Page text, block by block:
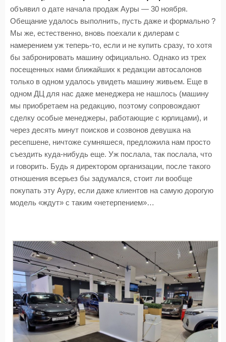
объявил о дате начала продаж Ауры — 30 ноября.
Обещание удалось выполнить, пусть даже и формально ?
Мы же, естественно, вновь поехали к дилерам с
намерением уж теперь-то, если и не купить сразу, то хотя
бы забронировать машину официально. Однако из трех
посещенных нами ближайших к редакции автосалонов
только в одном удалось увидеть машину живьем. Еще в
одном ДЦ для нас даже менеджера не нашлось (машину
мы приобретаем на редакцию, поэтому сопровождают
сделку особые менеджеры, работающие с юрлицами), и
через десять минут поисков и созвонов девушка на
ресепшене, ничтоже сумняшеся, предложила нам просто
съездить куда-нибудь еще. Уж послала, так послала, что
и говорить. Будь я директором организации, после такого
отношения всерьез бы задумался, стоит ли вообще
покупать эту Ауру, если даже клиентов на самую дорогую
модель «ждут» с таким «нетерпением»…